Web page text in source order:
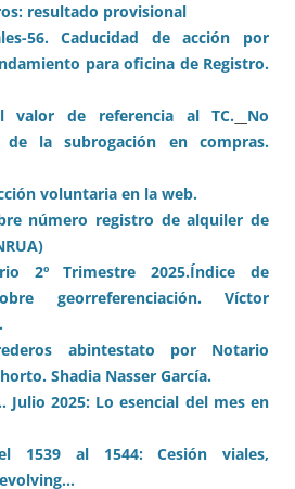
resultado provisional
56.Caducidad de acción por
para oficina de Registro.
valor de referencia al TC.
No
de la subrogación en compras.
voluntaria en la web.
número registro de alquiler de
2º Trimestre 2025.Índice de
georreferenciación. Víctor
abintestato por Notario
Shadia Nasser García.
Julio 2025: Lo esencial del mes en
1539 al 1544: Cesión viales,